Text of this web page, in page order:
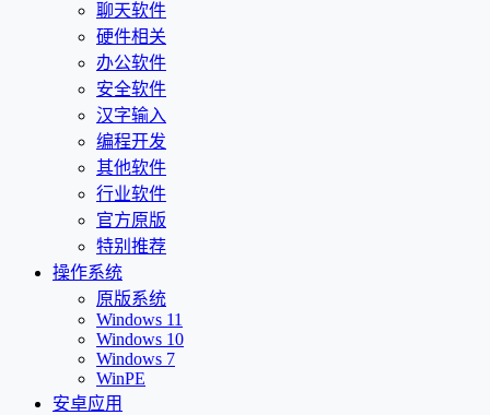
聊天软件
硬件相关
办公软件
安全软件
汉字输入
编程开发
其他软件
行业软件
官方原版
特别推荐
操作系统
原版系统
Windows 11
Windows 10
Windows 7
WinPE
安卓应用